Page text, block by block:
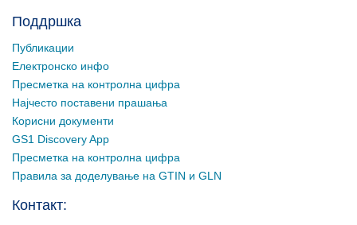
Поддршка
Публикации
Електронско инфо
Пресметка на контролна цифра
Најчесто поставени прашања
Корисни документи
GS1 Discovery App
Пресметка на контролна цифра
Правила за доделување на GTIN и GLN
Контакт: